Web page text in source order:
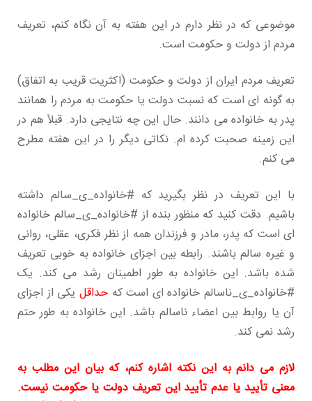
موضوعی که در نظر دارم در این هفته به آن نگاه کنم، تعریف
مردم از دولت و حکومت است.
تعریف مردم ایران از دولت و حکومت (اکثریت قریب به اتفاق)
به گونه ای است که نسبت دولت یا حکومت به مردم را همانند
پدر به خانواده می دانند. حال این چه نتایجی دارد. قبلاً هم در
این زمینه صحبت کرده ام. نکاتی دیگر را در این هفته مطرح
می کنم.
با این تعریف در نظر بگیرید که #خانواده_ی_سالم داشته
باشیم. دقت کنید که منظور بنده از #خانواده_ی_سالم خانواده
ای است که پدر، مادر و فرزندان همه از نظر فکری، عقلی، روانی
و غیره سالم باشند. رابطه بین اجزای خانواده به خوبی تعریف
شده باشد. این خانواده به طور اطمینان رشد می کند. یک
#خانواده_ی_ناسالم خانواده ای است کهحداقل یکی از اجزای
آن یا روابط بین اعضاء ناسالم باشد. این خانواده به طور حتم
رشد نمی کند.
لازم می دانم به این نکته اشاره کنم، که بیان این مطلب به
معنی تأیید یا عدم تأیید این تعریف دولت یا حکومت نیست.